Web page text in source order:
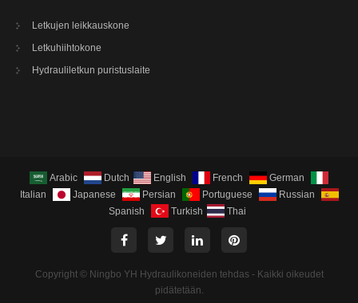
Letkujen leikkauskone
Letkuhiihtokone
Hydrauliletkun puristuslaite
Arabic Dutch English French
German
Italian
Japanese Persian Portuguese
Russian
Spanish
Turkish Thai
Copyright © Ningbo YH Hydraulikoneiden tehdas - Kaikki oikeudet
pidätetään.